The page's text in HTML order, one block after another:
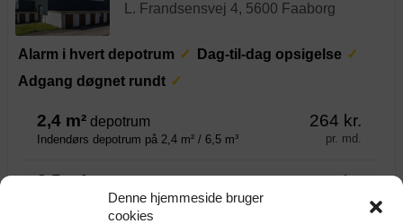
Denne hjemmeside bruger
cookies
L. Frandsensvej 4, 5600 Faaborg
Alarm i hvert depotrum
Dag-til-dag opsigelse
Adgang døgnet rundt
2,4 m² depotrum
Indendørs depotrum på 2,4 m² / 6,5 m³
264 kr.
pr. md.
3,5 m²
Indendørs depotrum på 3,5 m² / 9,5 m³
385 kr.